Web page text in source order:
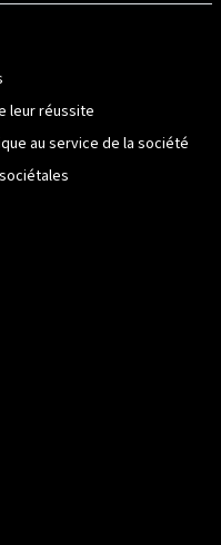
leur réussite
au service de la société